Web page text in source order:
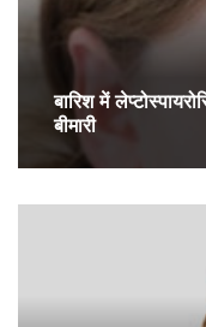
बारिश में
बीमारी